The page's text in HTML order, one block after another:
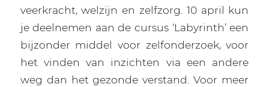
veerkracht, welzijn en zelfzorg. 10 april kun
je deelnemen aan de cursus ‘Labyrinth’ een
bijzonder middel voor zelfonderzoek, voor
het vinden van inzichten via een andere
weg dan het gezonde verstand. Voor meer